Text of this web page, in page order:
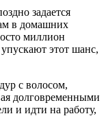
задается
в домашних
миллион
этот шанс,
с волосом,
долговременными
и идти на работу,